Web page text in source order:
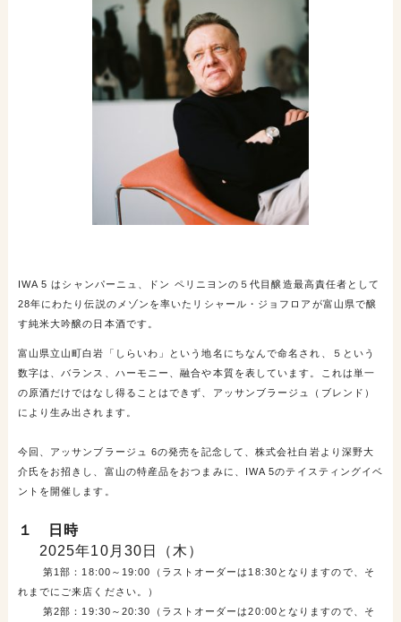
IWA 5 はシャンパーニュ、ドン ペリニヨンの５代目醸造最高責任者として
28年にわたり伝説のメゾンを率いたリシャール・ジョフロアが富山県で醸
す純米大吟醸の日本酒です。
富山県立山町白岩「しらいわ」という地名にちなんで命名され、５という
数字は、バランス、ハーモニー、融合や本質を表しています。これは単一
の原酒だけではなし得ることはできず、アッサンブラージュ（ブレンド）
により生み出されます。
今回、アッサンブラージュ 6の発売を記念して、株式会社白岩より深野大
介氏をお招きし、富山の特産品をおつまみに、IWA 5のテイスティングイベ
ントを開催します。
１ 日時
2025年10月30日（木）
第1部：18:00～ 19:00
（ラストオーダーは18:30となりますので、そ
れまでにご来店ください。）
第2部：19:30～20:30 （ラストオーダーは20:00となりますので、そ